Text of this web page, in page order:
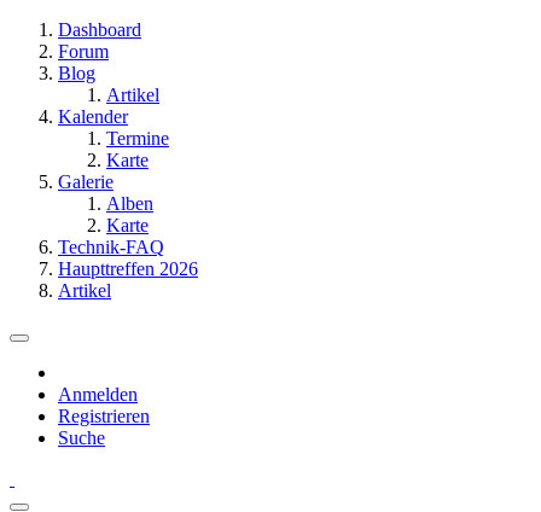
Dashboard
Forum
Blog
Artikel
Kalender
Termine
Karte
Galerie
Alben
Karte
Technik-FAQ
Haupttreffen 2026
Artikel
Anmelden
Registrieren
Suche